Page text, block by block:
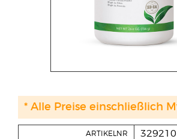
ARTIKELNR 329210
* Alle Preise einschließlich